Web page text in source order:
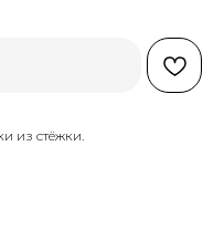
из стёжки.